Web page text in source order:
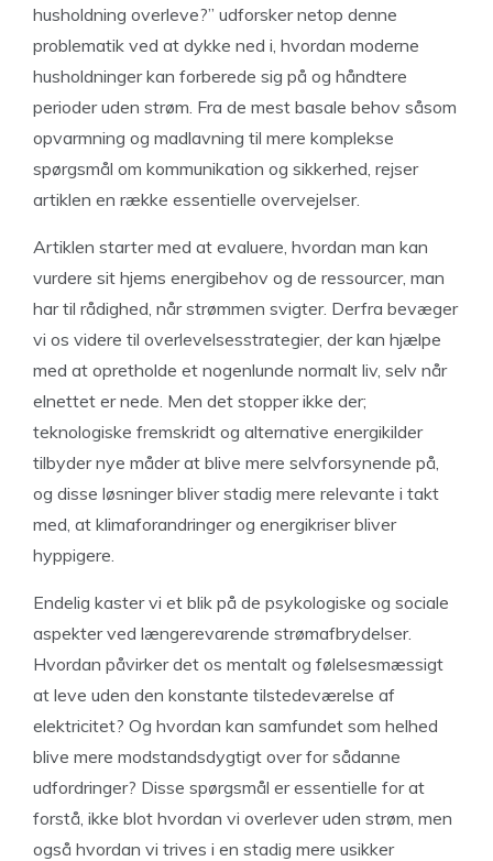
husholdning overleve?” udforsker netop denne
problematik ved at dykke ned i, hvordan moderne
husholdninger kan forberede sig på og håndtere
perioder uden strøm. Fra de mest basale behov såsom
opvarmning og madlavning til mere komplekse
spørgsmål om kommunikation og sikkerhed, rejser
artiklen en række essentielle overvejelser.
Artiklen starter med at evaluere, hvordan man kan
vurdere sit hjems energibehov og de ressourcer, man
har til rådighed, når strømmen svigter. Derfra bevæger
vi os videre til overlevelsesstrategier, der kan hjælpe
med at opretholde et nogenlunde normalt liv, selv når
elnettet er nede. Men det stopper ikke der;
teknologiske fremskridt og alternative energikilder
tilbyder nye måder at blive mere selvforsynende på,
og disse løsninger bliver stadig mere relevante i takt
med, at klimaforandringer og energikriser bliver
hyppigere.
Endelig kaster vi et blik på de psykologiske og sociale
aspekter ved længerevarende strømafbrydelser.
Hvordan påvirker det os mentalt og følelsesmæssigt
at leve uden den konstante tilstedeværelse af
elektricitet? Og hvordan kan samfundet som helhed
blive mere modstandsdygtigt over for sådanne
udfordringer? Disse spørgsmål er essentielle for at
forstå, ikke blot hvordan vi overlever uden strøm, men
også hvordan vi trives i en stadig mere usikker